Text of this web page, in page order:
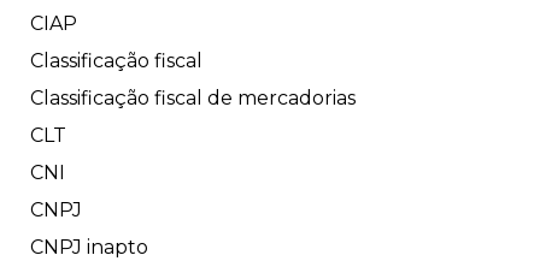
CIAP
Classificação fiscal
Classificação fiscal de mercadorias
CLT
CNI
CNPJ
CNPJ inapto